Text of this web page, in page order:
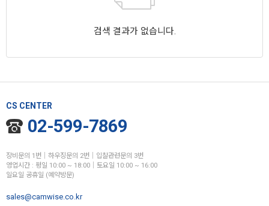
검색 결과가 없습니다.
CS CENTER
02-599-7869
장비문의 1번│하우징문의 2번│입찰관련문의 3번
영업시간 : 평일 10:00 ~ 18:00│토요일 10:00 ~ 16:00
일요일 공휴일 (예약방문)
sales@camwise.co.kr